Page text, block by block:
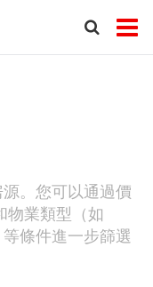
。您可以通過價
物業類型（如
條件進一步篩選